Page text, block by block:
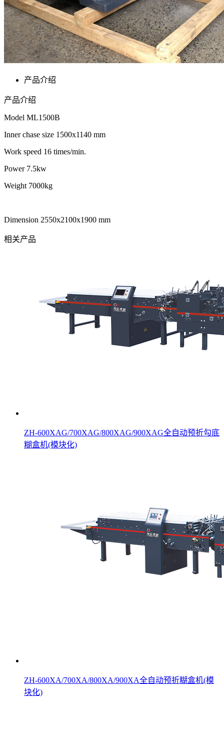
产品介绍
产品介绍
Model ML1500B
Inner chase size 1500x1140 mm
Work speed 16 times/min.
Power 7.5kw
Weight 7000kg
Dimension 2550x2100x1900 mm
相关产品
ZH-600XAG/700XAG/800XAG/900XAG全自动预折勾底
糊盒机(模块化)
ZH-600XA/700XA/800XA/900XA全自动预折糊盒机(模
块化)